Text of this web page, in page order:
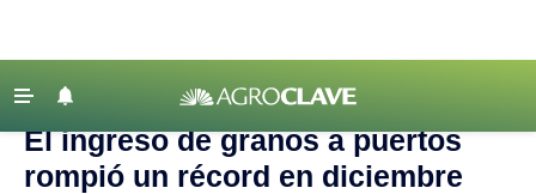
Agricultura
‹ VOLVER
Agroclave Crónicas de Campaña | puertos
El ingreso de granos a puertos
rompió un récord en diciembre